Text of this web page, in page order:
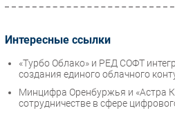
Интересные ссылки
«Турбо Облако» и РЕД СОФТ
создания единого облачного
Минцифра Оренбуржья и «Астра
сотрудничестве в сфере